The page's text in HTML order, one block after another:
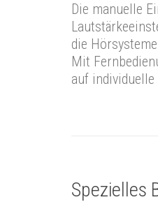
Die manuelle
die
Mit
auf
Spezielles